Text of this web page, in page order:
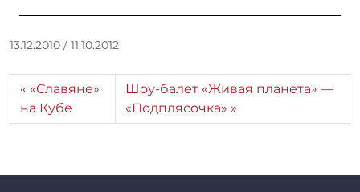
13.12.2010 / 11.10.2012
т
р
:
_
«Cлавяне»
на Кубе
Шоу-балет «Живая планета» —
«Подплясочка»